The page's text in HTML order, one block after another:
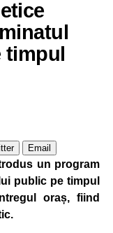
timpul
Email
un program
public pe timpul
oraș, fiind